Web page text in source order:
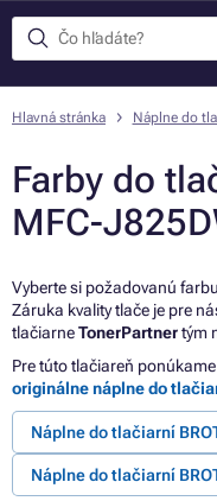
Hlavná stránka Náplne do
Farby do
MFC-
Vyberte si požadovanú
Záruka kvality tlače je pre
tlačiarneTonerPartnertým
Pre túto tlačiareň ponúkame
originálne náplne do
Náplne do tlačiarní
Náplne do tlačiarní